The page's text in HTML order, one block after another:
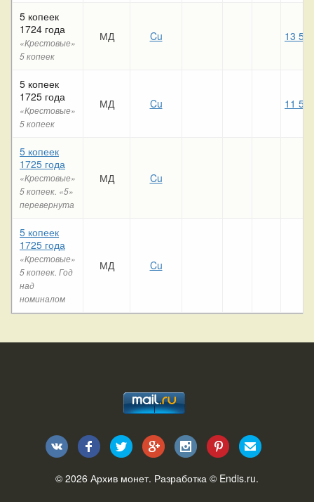
5 копеек
1724 года
«Крестовые»
5 копеек
МД Cu 13
5 копеек
1725 года
«Крестовые»
5 копеек
МД Cu 11
5 копеек
1725 года
«Крестовые»
5 копеек. «5»
перевернута
МД Cu
5 копеек
1725 года
«Крестовые»
5 копеек. Год
над
номиналом
МД Cu
© 2026 Архив монет. Разработка © Endis.ru.